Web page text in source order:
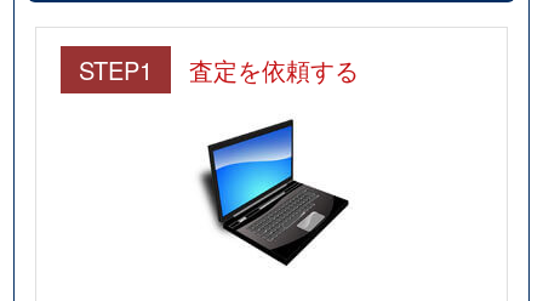
STEP1 査定を依頼する